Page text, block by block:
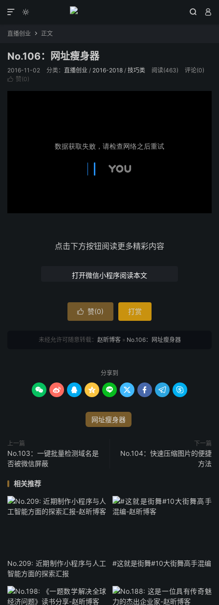
  

直播创业  正文
No.106：网址瘦身器
2016-11-02 分类： 直播创业 / 2016-2018 / 技巧类 阅读(463) 评论(0)
 赞(0)
点击下方按钮阅读更多精彩内容
打开微信小程序阅读本文
 赞(0) 打赏
未经允许可随意转载： 赵昕博客» No.106：网址瘦身器
分享到
        
网址瘦身器
上一篇
No.103：一键批量检测域名是
否被微信屏蔽
下一篇
No.104：快速压缩图片的便捷
方法
相关推荐
No.209: 近期制作小程序与人工
智能方面的探索汇报
#这就是街舞#10大街舞高手混编